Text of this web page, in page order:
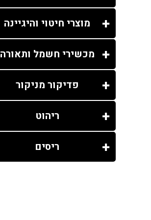
מוצרי חיטוי והיגיינה
מכשירי חשמל ותאורה
פדיקור מניקור
ריהוט
ריסים